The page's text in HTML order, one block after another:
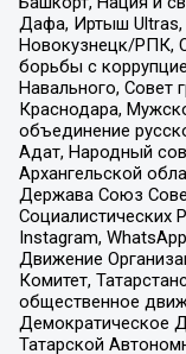
Дафа, Иртыш Ultras,
Новокузнецк/РПК,
борьбы с
Навального, Совет
Краснодара,
объединение
Адат, Народный
Архангельской
Держава Союз
Социалистических
Instagram,
Движение
Комитет,
общественное
Демократическое
Татарской